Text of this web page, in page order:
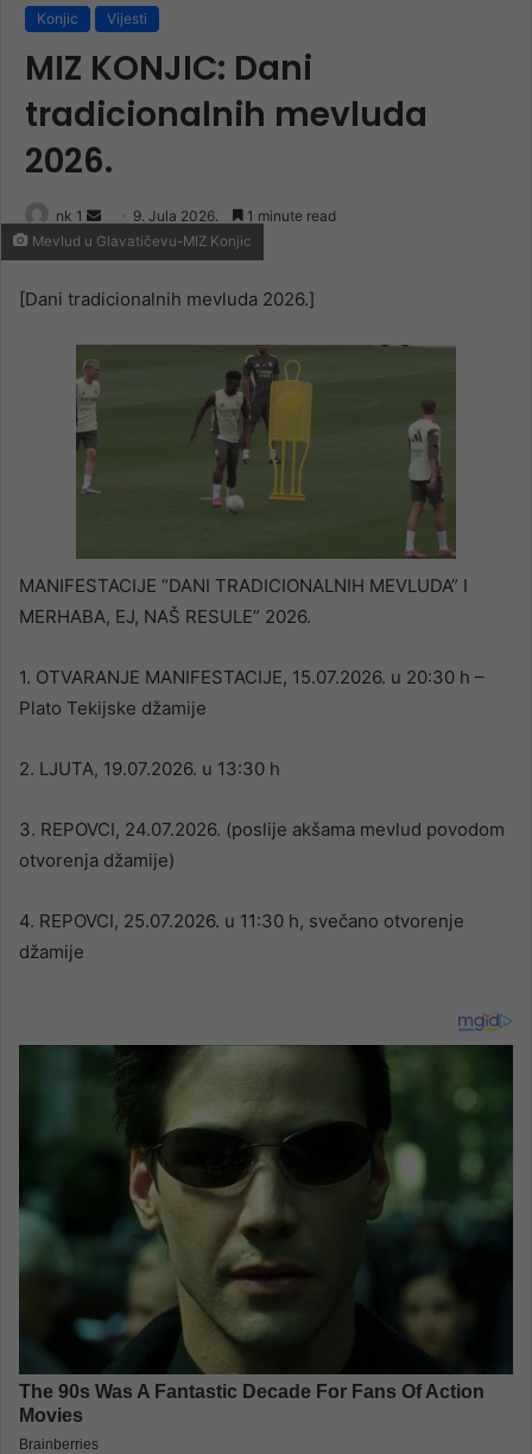
Konjic Vijesti
MIZ KONJIC: Dani
tradicionalnih mevluda
2026.
nk 1
Send
an
9. Jula 2026. 1 minute read
Mevlud u Glavatičevu-MIZ Konjic
[Dani tradicionalnih mevluda 2026.]
MANIFESTACIJE “DANI TRADICIONALNIH MEVLUDA” I
MERHABA, EJ, NAŠ RESULE” 2026.
1. OTVARANJE MANIFESTACIJE, 15.07.2026. u 20:30 h –
Plato Tekijske džamije
2. LJUTA, 19.07.2026. u 13:30 h
3. REPOVCI, 24.07.2026. (poslije akšama mevlud povodom
otvorenja džamije)
4. REPOVCI, 25.07.2026. u 11:30 h, svečano otvorenje
džamije